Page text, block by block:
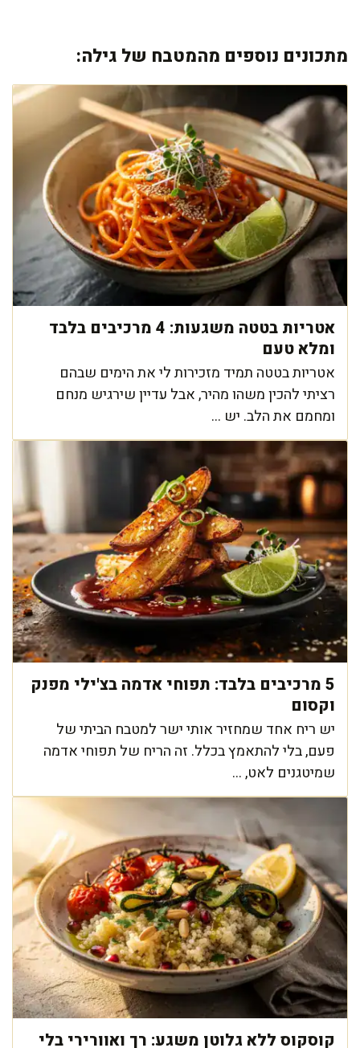
מתכונים נוספים מהמטבח של גילה:
אטריות בטטה משגעות: 4 מרכיבים בלבד
ומלא טעם
אטריות בטטה תמיד מזכירות לי את הימים שבהם
רציתי להכין משהו מהיר, אבל עדיין שירגיש מנחם
ומחמם את הלב. יש ...
5 מרכיבים בלבד: תפוחי אדמה בצ'ילי מפנק
וקסום
יש ריח אחד שמחזיר אותי ישר למטבח הביתי של
פעם, בלי להתאמץ בכלל. זה הריח של תפוחי אדמה
שמיטגנים לאט, ...
קוסקוס ללא גלוטן משגע: רך ואוורירי בלי